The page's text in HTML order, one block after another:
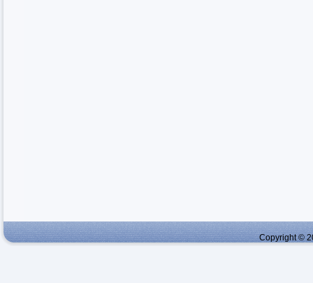
Copyright ©